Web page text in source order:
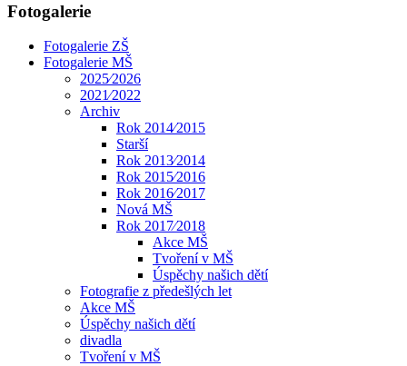
Fotogalerie
Fotogalerie ZŠ
Fotogalerie MŠ
2025⁄2026
2021⁄2022
Archiv
Rok 2014⁄2015
Starší
Rok 2013⁄2014
Rok 2015⁄2016
Rok 2016⁄2017
Nová MŠ
Rok 2017⁄2018
Akce MŠ
Tvoření v MŠ
Úspěchy našich dětí
Fotografie z předešlých let
Akce MŠ
Úspěchy našich dětí
divadla
Tvoření v MŠ